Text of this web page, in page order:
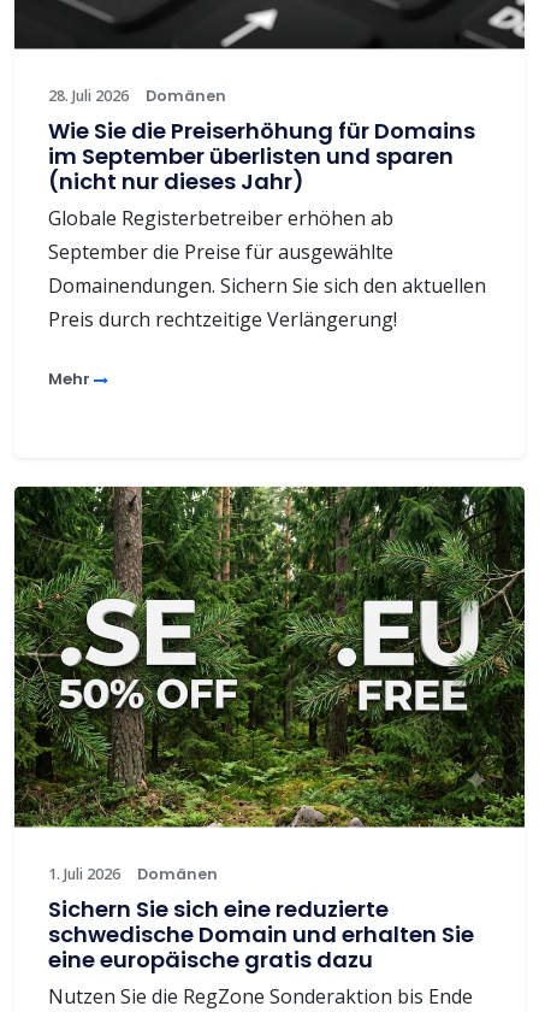
28. Juli 2026 Domänen
Wie Sie die Preiserhöhung für Domains
im September überlisten und sparen
(nicht nur dieses Jahr)
Globale Registerbetreiber erhöhen ab
September die Preise für ausgewählte
Domainendungen. Sichern Sie sich den aktuellen
Preis durch rechtzeitige Verlängerung!
Mehr
1. Juli 2026 Domänen
Sichern Sie sich eine reduzierte
schwedische Domain und erhalten Sie
eine europäische gratis dazu
Nutzen Sie die RegZone Sonderaktion bis Ende